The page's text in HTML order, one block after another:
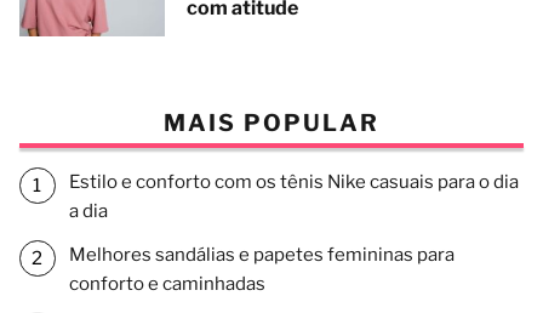
com atitude
MAIS POPULAR
Estilo e conforto com os tênis Nike casuais para o dia
a dia
Melhores sandálias e papetes femininas para
conforto e caminhadas